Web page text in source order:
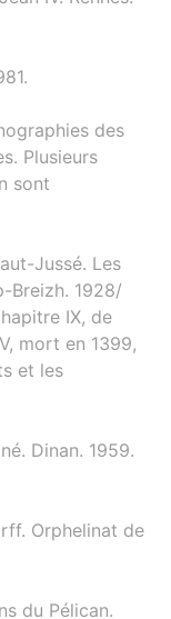
des
Plusieurs
sont
Jussé. Les
Breizh. 1928/
IX, de
mort en 1399,
et les
Dinan. 1959.
Orphelinat de
du Pélican.